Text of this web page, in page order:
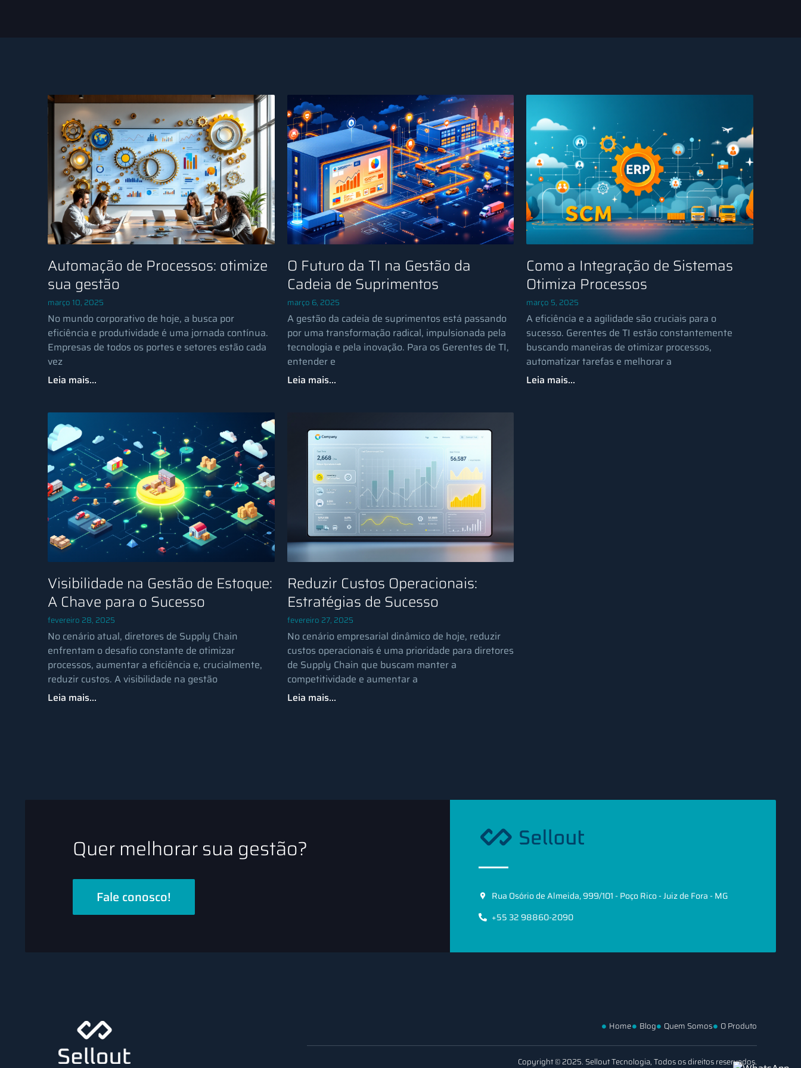
Automação de Processos: otimize
sua gestão
março 10, 2025
No mundo corporativo de hoje, a busca por
eficiência e produtividade é uma jornada contínua.
Empresas de todos os portes e setores estão cada
vez
Leia mais...
O Futuro da TI na Gestão da
Cadeia de Suprimentos
março 6, 2025
A gestão da cadeia de suprimentos está passando
por uma transformação radical, impulsionada pela
tecnologia e pela inovação. Para os Gerentes de TI,
entender e
Leia mais...
Como a Integração de Sistemas
Otimiza Processos
março 5, 2025
A eficiência e a agilidade são cruciais para o
sucesso. Gerentes de TI estão constantemente
buscando maneiras de otimizar processos,
automatizar tarefas e melhorar a
Leia mais...
Visibilidade na Gestão de Estoque:
A Chave para o Sucesso
fevereiro 28, 2025
No cenário atual, diretores de Supply Chain
enfrentam o desafio constante de otimizar
processos, aumentar a eficiência e, crucialmente,
reduzir custos. A visibilidade na gestão
Leia mais...
Reduzir Custos Operacionais:
Estratégias de Sucesso
fevereiro 27, 2025
No cenário empresarial dinâmico de hoje, reduzir
custos operacionais é uma prioridade para diretores
de Supply Chain que buscam manter a
competitividade e aumentar a
Leia mais...
Quer melhorar sua gestão?
Fale conosco!
Rua Osório de Almeida, 999/101 - Poço Rico - Juiz de Fora - MG
+55 32 98860-2090
Home Blog Quem Somos O Produto
Copyright © 2025. Sellout Tecnologia, Todos os direitos reservados.